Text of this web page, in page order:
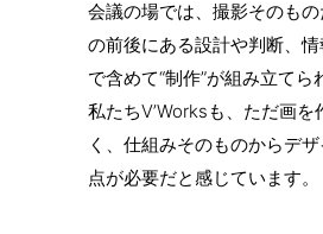
会議の場では、撮影そのも
の前後にある設計や判断、
で含めて“制作”が組み立てら
私たちV’Worksも、ただ画を
く、仕組みそのものからデ
点が必要だと感じています。